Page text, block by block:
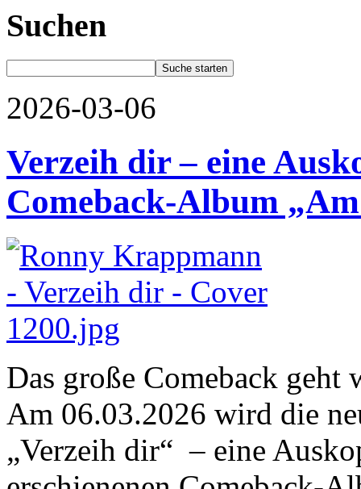
Suchen
2026-03-06
Verzeih dir – eine
Comeback-Album
Das große Comeback geht
Am 06.03.2026 wird die
„Verzeih dir“ – eine